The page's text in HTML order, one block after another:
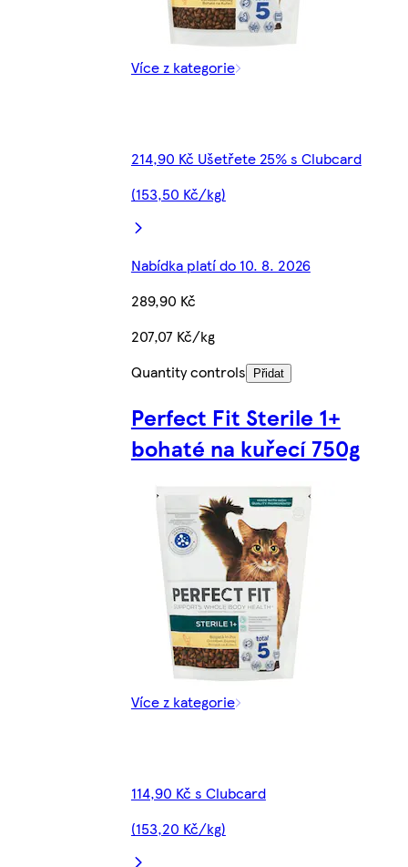
Více z kategorie
214,90 Kč Ušetřete 25% s Clubcard
(153,50 Kč/kg)
Nabídka platí do 10. 8. 2026
289,90 Kč
207,07 Kč/kg
Quantity controls
Přidat
Perfect Fit Sterile 1+
bohaté na kuřecí 750g
Více z kategorie
114,90 Kč s Clubcard
(153,20 Kč/kg)